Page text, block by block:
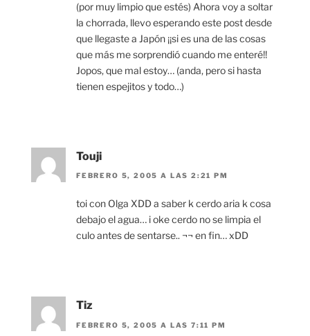
(por muy limpio que estés) Ahora voy a soltar
la chorrada, llevo esperando este post desde
que llegaste a Japón ¡¡si es una de las cosas
que más me sorprendió cuando me enteré!!
Jopos, que mal estoy… (anda, pero si hasta
tienen espejitos y todo…)
Touji
FEBRERO 5, 2005 A LAS 2:21 PM
toi con Olga XDD a saber k cerdo aria k cosa
debajo el agua… i oke cerdo no se limpia el
culo antes de sentarse.. ¬¬ en fin… xDD
Tiz
FEBRERO 5, 2005 A LAS 7:11 PM